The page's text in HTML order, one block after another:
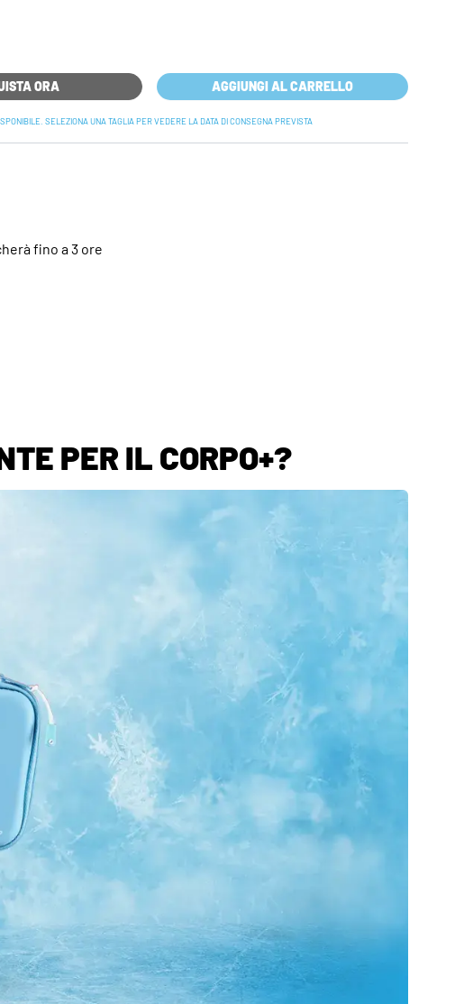
ORA AGGIUNGI AL CARRELLO
SELEZIONA UNA TAGLIA PER VEDERE LA DATA DI CONSEGNA PREVISTA
fino a 3 ore
PER IL CORPO+?